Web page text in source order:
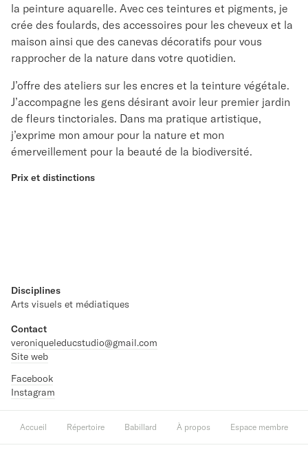
la peinture aquarelle. Avec ces teintures et pigments, je
crée des foulards, des accessoires pour les cheveux et la
maison ainsi que des canevas décoratifs pour vous
rapprocher de la nature dans votre quotidien.
J’offre des ateliers sur les encres et la teinture végétale.
J’accompagne les gens désirant avoir leur premier jardin
de fleurs tinctoriales. Dans ma pratique artistique,
j’exprime mon amour pour la nature et mon
émerveillement pour la beauté de la biodiversité.
Prix et distinctions
Disciplines
Arts visuels et médiatiques
Contact
veroniqueleducstudio@gmail.com
Site web
Facebook
Instagram
Accueil Répertoire Babillard À propos Espace membre